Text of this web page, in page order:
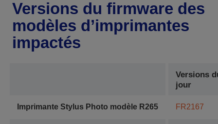
Versions du firmware des
modèles d’imprimantes
impactés
Versions
jour
Imprimante Stylus Photo modèle R265 FR2167